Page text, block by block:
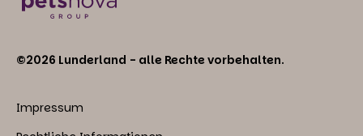
©2026 Lunderland - alle Rechte vorbehalten.
Impressum